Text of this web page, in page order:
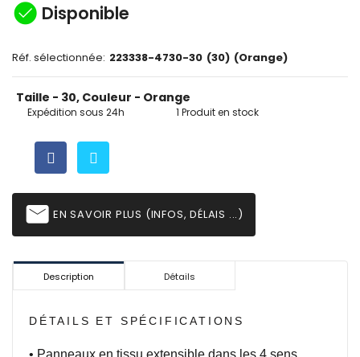
check_circle Disponible
Réf. sélectionnée: 223338-4730-30 (30) (Orange)
Taille - 30, Couleur - Orange
Expédition sous 24h 1 Produit en stock
email EN SAVOIR PLUS (INFOS, DÉLAIS ...)
Description Détails
DÉTAILS ET SPÉCIFICATIONS